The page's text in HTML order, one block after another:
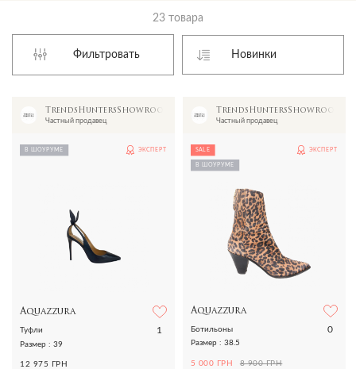
23 товара
Фильтровать
TrendsHuntersShowroom
Частный продавец
В ШОУРУМЕ ЭКСПЕРТ
Aquazzura
1
Туфли
Размер : 39
12 975 ГРН
TrendsHuntersShowroom
Частный продавец
SALE
В ШОУРУМЕ
ЭКСПЕРТ
Aquazzura
0
Ботильоны
Размер : 38.5
5 000 ГРН 8 900 ГРН